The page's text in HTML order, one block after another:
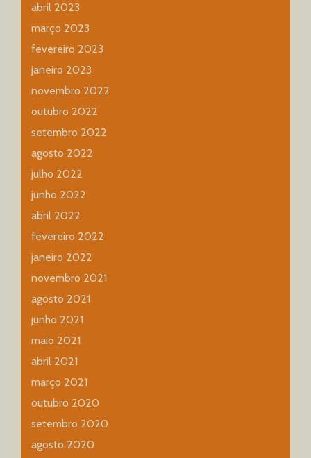
abril 2023
março 2023
fevereiro 2023
janeiro 2023
novembro 2022
outubro 2022
setembro 2022
agosto 2022
julho 2022
junho 2022
abril 2022
fevereiro 2022
janeiro 2022
novembro 2021
agosto 2021
junho 2021
maio 2021
abril 2021
março 2021
outubro 2020
setembro 2020
agosto 2020